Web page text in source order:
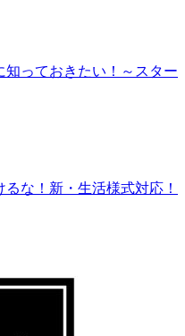
知っておきたい！～スター
な！新・生活様式対応！